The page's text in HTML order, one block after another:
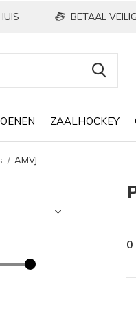
ZAALHOCKEY
BETAAL
AMVJ
0